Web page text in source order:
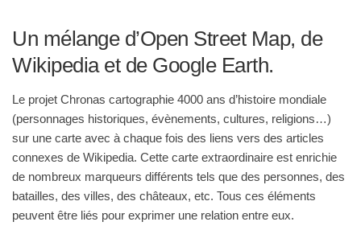
Un mélange d’Open Street Map, de
Wikipedia et de Google Earth.
Le projet Chronas cartographie 4000 ans d’histoire mondiale
(personnages historiques, évènements, cultures, religions…)
sur une carte avec à chaque fois des liens vers des articles
connexes de Wikipedia. Cette carte extraordinaire est enrichie
de nombreux marqueurs différents tels que des personnes, des
batailles, des villes, des châteaux, etc. Tous ces éléments
peuvent être liés pour exprimer une relation entre eux.